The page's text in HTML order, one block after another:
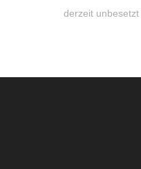
derzeit unbesetzt